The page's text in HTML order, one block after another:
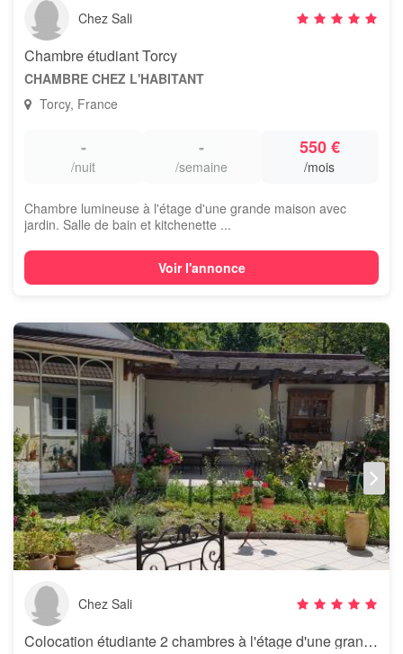
Chez Sali
Chambre étudiant Torcy
CHAMBRE CHEZ L'HABITANT
Torcy, France
-
/nuit
-
/semaine
550 €
/mois
Chambre lumineuse à l'étage d'une grande maison avec
jardin. Salle de bain et kitchenette ...
Voir l'annonce
Chez Sali
Colocation étudiante 2 chambres à l'étage d'une grande maison à Torcy